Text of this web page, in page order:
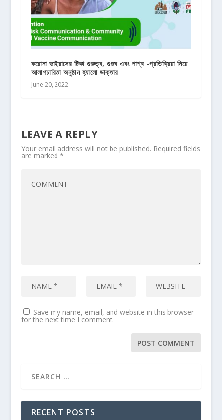
করোনা ভাইরাসের টিকা গুরুত্ব, গুজব এবং পাশ্ব -প্রতিক্রিয়া নিয়ে
আলাপচারিতা অনুষ্ঠান হ্যালো ডাক্তার
June 20, 2022
LEAVE A REPLY
Your email address will not be published. Required fields
are marked *
Save my name, email, and website in this browser
for the next time I comment.
RECENT POSTS